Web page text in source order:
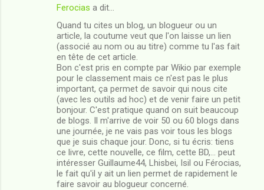
Ferocias a dit…
Quand tu cites un blog, un blogueur ou un
article, la coutume veut que l'on laisse un lien
(associé au nom ou au titre) comme tu l'as fait
en tête de cet article.
Bon c'est pris en compte par Wikio par exemple
pour le classement mais ce n'est pas le plus
important, ça permet de savoir qui nous cite
(avec les outils ad hoc) et de venir faire un petit
bonjour. C'est pratique quand on suit beaucoup
de blogs. Il m'arrive de voir 50 ou 60 blogs dans
une journée, je ne vais pas voir tous les blogs
que je suis chaque jour. Donc, si tu écris: tiens
ce livre, cette nouvelle, ce film, cette BD,... peut
intéresser Guillaume44, Lhisbei, Isil ou Férocias,
le fait qu'il y ait un lien permet de rapidement le
faire savoir au blogueur concerné.